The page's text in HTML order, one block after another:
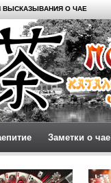
О ЧАЕ
Заметки о чае